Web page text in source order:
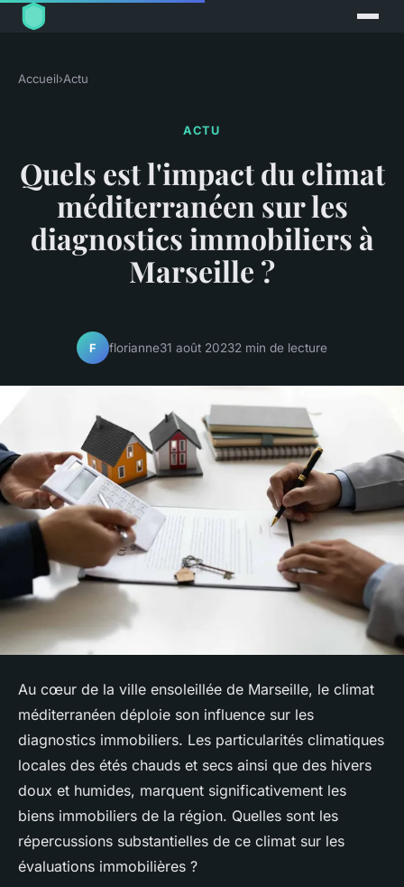
Accueil›Actu
ACTU
Quels est l'impact du climat
méditerranéen sur les
diagnostics immobiliers à
Marseille ?
F florianne31 août 20232 min de lecture
Au cœur de la ville ensoleillée de Marseille, le climat
méditerranéen déploie son influence sur les
diagnostics immobiliers. Les particularités climatiques
locales des étés chauds et secs ainsi que des hivers
doux et humides, marquent significativement les
biens immobiliers de la région. Quelles sont les
répercussions substantielles de ce climat sur les
évaluations immobilières ?